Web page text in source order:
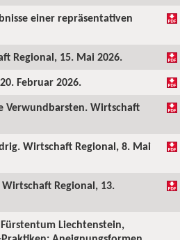
einer repräsentativen
Regional, 15. Mai 2026.
Februar 2026.
Verwundbarsten. Wirtschaft
Wirtschaft Regional, 8. Mai
Regional, 13.
Liechtenstein,